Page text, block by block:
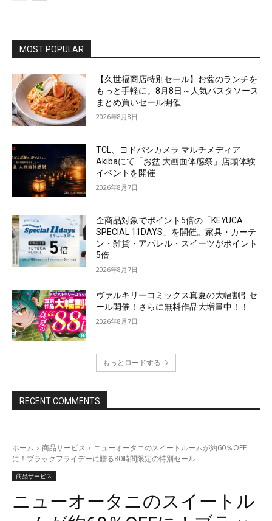
MOST POPULAR
【久世福商店特別セール】お盆のランチを
もっと手軽に。8月8日～人気パスタソース
まとめ買いセール開催
2026年8月8日
TCL、ヨドバシカメラ マルチメディア
Akibaにて「お盆 大画面体感祭」店頭体験
イベントを開催
2026年8月7日
全商品対象でポイント5倍の「KEYUCA
SPECIAL 11DAYS」を開催。家具・カーテ
ン・雑貨・アパレル・スイーツがポイント
5倍
2026年8月7日
ヴァルキリーコミックス真夏の大幅割引セ
ール開催！さらに無料作品大増量中！！
2026年8月7日
もっとロードする
RECENT COMMENTS